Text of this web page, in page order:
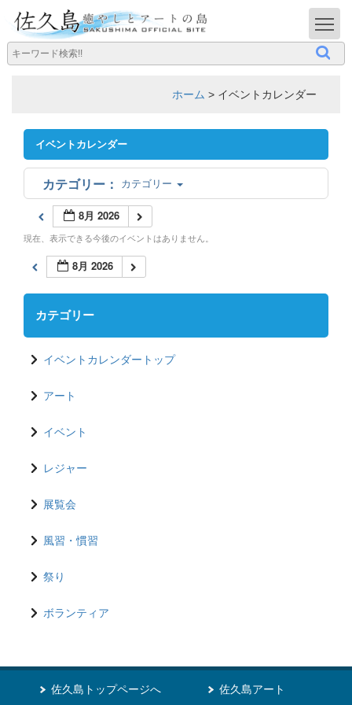
ホーム > イベントカレンダー
イベントカレンダー
カテゴリー
8月 2026
現在、表示できる今後のイベントはありません。
8月 2026
カテゴリー
イベントカレンダートップ
アート
イベント
レジャー
展覧会
風習・慣習
祭り
ボランティア
佐久島トップページへ 佐久島アート